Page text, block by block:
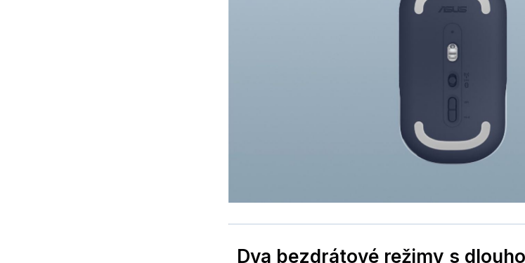
Dva bezdrátové režimy s